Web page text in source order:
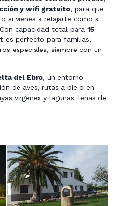
y wifi gratuito, para que
si vienes a relajarte como si
capacidad total para 15
es perfecto para familias,
especiales, siempre con un
del Ebro, un entorno
de aves, rutas a pie o en
vírgenes y lagunas llenas de